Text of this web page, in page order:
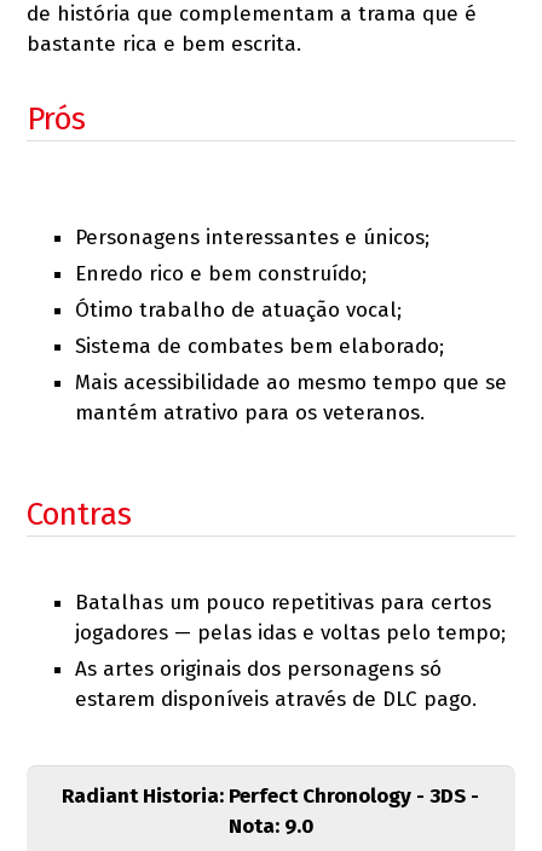
de história que complementam a trama que é
bastante rica e bem escrita.
Prós
Personagens interessantes e únicos;
Enredo rico e bem construído;
Ótimo trabalho de atuação vocal;
Sistema de combates bem elaborado;
Mais acessibilidade ao mesmo tempo que se
mantém atrativo para os veteranos.
Contras
Batalhas um pouco repetitivas para certos
jogadores — pelas idas e voltas pelo tempo;
As artes originais dos personagens só
estarem disponíveis através de DLC pago.
Radiant Historia: Perfect Chronology - 3DS -
Nota: 9.0